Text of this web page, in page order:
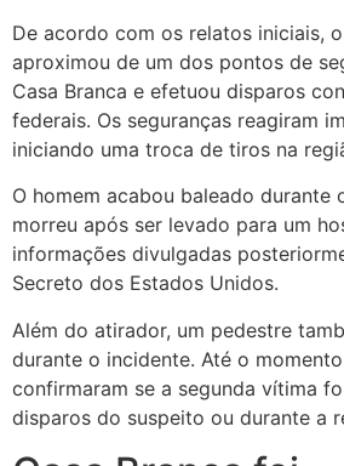
De acordo com os relatos iniciais,
aproximou de um dos pontos de
Casa Branca e efetuou disparos
federais. Os seguranças reagiram
iniciando uma troca de tiros na
O homem acabou baleado durante
morreu após ser levado para um
informações divulgadas
Secreto dos Estados Unidos.
Além do atirador, um pedestre
durante o incidente. Até o
confirmaram se a segunda vítima
disparos do suspeito ou durante a